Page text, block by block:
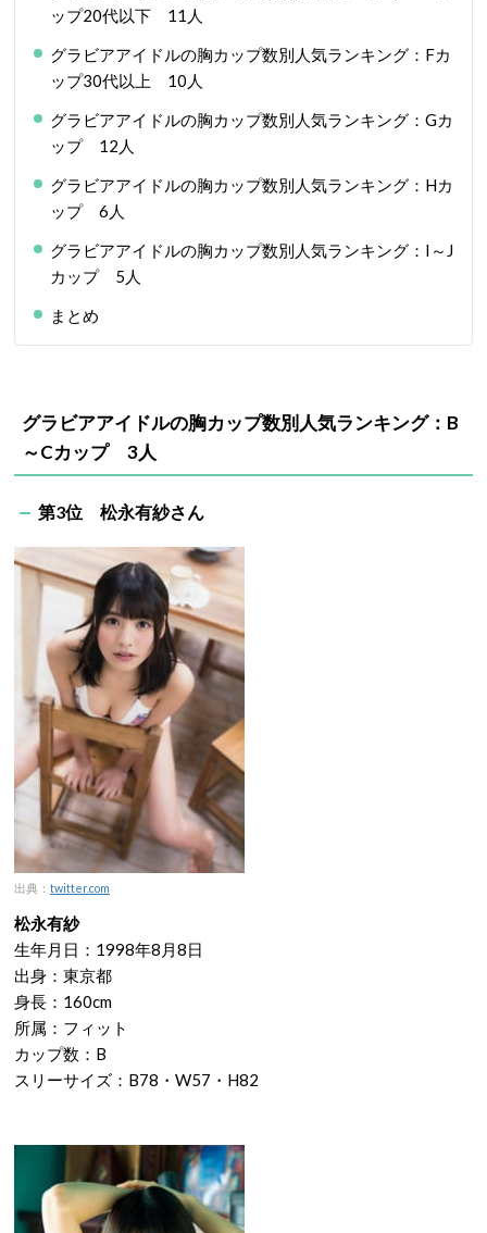
ップ20代以下 11人
グラビアアイドルの胸カップ数別人気ランキング：Fカ
ップ30代以上 10人
グラビアアイドルの胸カップ数別人気ランキング：Gカ
ップ 12人
グラビアアイドルの胸カップ数別人気ランキング：Hカ
ップ 6人
グラビアアイドルの胸カップ数別人気ランキング：I～J
カップ 5人
まとめ
グラビアアイドルの胸カップ数別人気ランキング：B
～Cカップ 3人
第3位 松永有紗さん
出典： twitter.com
松永有紗
生年月日：1998年8月8日
出身：東京都
身長：160cm
所属：フィット
カップ数：B
スリーサイズ：B78・W57・H82